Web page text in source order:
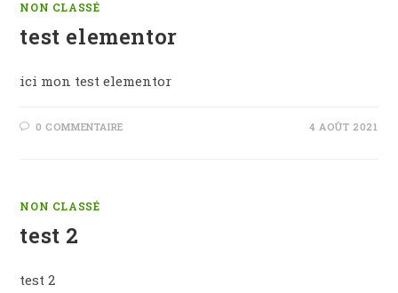
NON CLASSÉ
test elementor
ici mon test elementor
0 COMMENTAIRE 4 AOÛT 2021
NON CLASSÉ
test 2
test 2